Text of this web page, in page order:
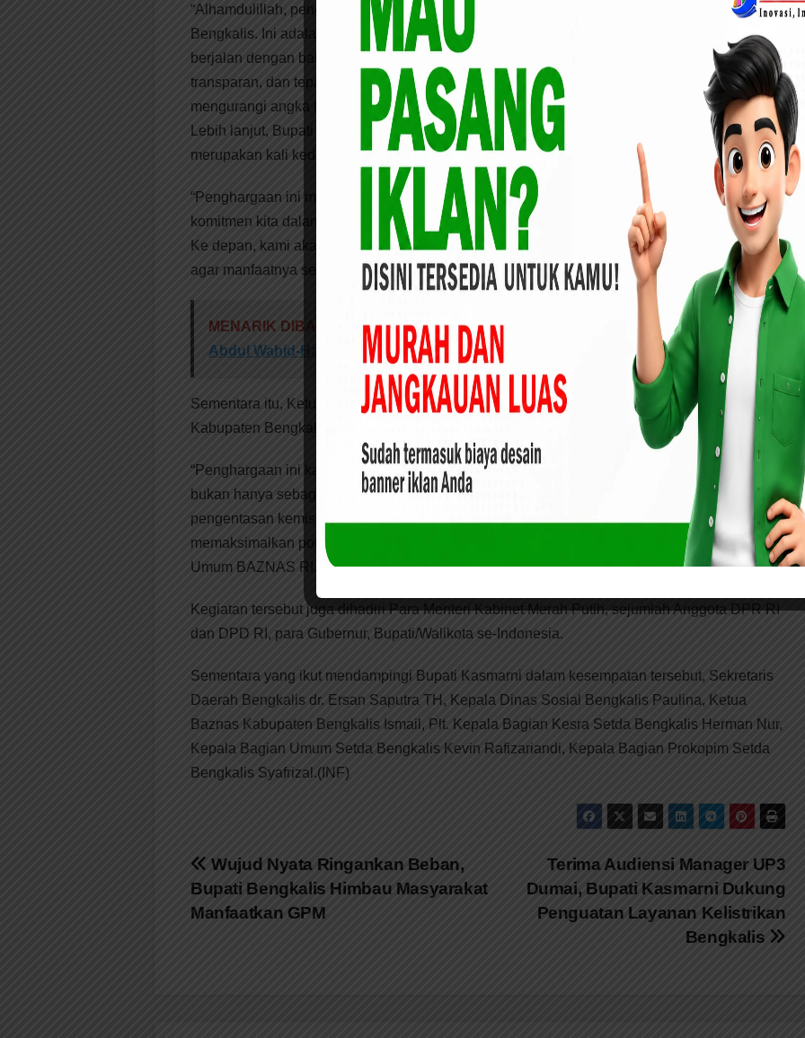
“Alhamdulillah, penghargaan ini kami persembahkan untuk seluruh masyarakat Kabupaten
Bengkalis. Ini adalah bukti nyata bahwa sinergi dan kolaborasi kita bersama BAZNAS
berjalan dengan baik. Kami akan terus mendukung pengelolaan zakat agar semakin optimal,
transparan, dan tepat sasaran, sehingga mampu meningkatkan kesejahteraan umat dan
mengurangi angka kemiskinan di Daerah kita,” ujar Kasmarni.
Lebih lanjut, Bupati Kasmarni menegaskan bahwa penghargaan ini istimewa karena
merupakan kali kedua diraih.
“Penghargaan ini menjadi istimewa karena ini adalah kali kedua kita meraihnya. Artinya,
komitmen kita dalam pengelolaan zakat tidak berhenti di satu titik, tetapi terus kita tingkatkan.
Ke depan, kami akan terus mengajak masyarakat untuk menunaikan zakat melalui BAZNAS
agar manfaatnya semakin luas dirasakan oleh masyarakat yang membutuhkan,” tegasnya.
MENARIK DIBACA:
Simpul Kelurga Batak Riau Bengkalis Beri Dukungan Kepasa
Abdul Wahid-Hariyanto
Sementara itu, Ketua Umum BAZNAS RI memberikan apresiasi tinggi kepada Pemerintah
Kabupaten Bengkalis yang dinilai memiliki komitmen kuat dalam penguatan peran zakat.
“Penghargaan ini kami berikan kepada Daerah yang konsisten mendukung program zakat,
bukan hanya sebagai kewajiban, tetapi sebagai instrumen pembangunan sosial dan
pengentasan kemiskinan. Kabupaten Bengkalis menjadi salah satu Daerah yang mampu
memaksimalkan potensi zakat melalui kolaborasi yang baik dengan BAZNAS,” ungkap Ketua
Umum BAZNAS RI.
Kegiatan tersebut juga dihadiri Para Menteri Kabinet Merah Putih, sejumlah Anggota DPR RI
dan DPD RI, para Gubernur, Bupati/Walikota se-Indonesia.
Sementara yang ikut mendampingi Bupati Kasmarni dalam kesempatan tersebut, Sekretaris
Daerah Bengkalis dr. Ersan Saputra TH, Kepala Dinas Sosial Bengkalis Paulina, Ketua
Baznas Kabupaten Bengkalis Ismail, Plt. Kepala Bagian Kesra Setda Bengkalis Herman Nur,
Kepala Bagian Umum Setda Bengkalis Kevin Rafizariandi, Kepala Bagian Prokopim Setda
Bengkalis Syafrizal.(INF)
Navigasi
pos
Terima Audiensi Manager UP3
Dumai, Bupati Kasmarni Dukung
Penguatan Layanan Kelistrikan
Bengkalis
Wujud Nyata Ringankan Beban,
Bupati Bengkalis Himbau Masyarakat
Manfaatkan GPM